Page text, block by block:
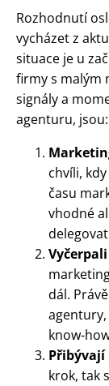
Rozhodnutí
vycházet z
situace je u
firmy s malým
signály a
agenturu, jsou:
chvíli,
času
vhodné
dál.
know-
krok, tak